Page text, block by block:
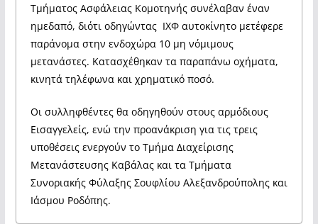
Τμήματος Ασφάλειας Κομοτηνής συνέλαβαν έναν
ημεδαπό, διότι οδηγώντας ΙΧΦ αυτοκίνητο μετέφερε
παράνομα στην ενδοχώρα 10 μη νόμιμους
μετανάστες. Κατασχέθηκαν τα παραπάνω οχήματα,
κινητά τηλέφωνα και χρηματικό ποσό.
Οι συλληφθέντες θα οδηγηθούν στους αρμόδιους
Εισαγγελείς, ενώ την προανάκριση για τις τρεις
υποθέσεις ενεργούν το Τμήμα Διαχείρισης
Μετανάστευσης Καβάλας και τα Τμήματα
Συνοριακής Φύλαξης Σουφλίου Αλεξανδρούπολης και
Ιάσμου Ροδόπης.